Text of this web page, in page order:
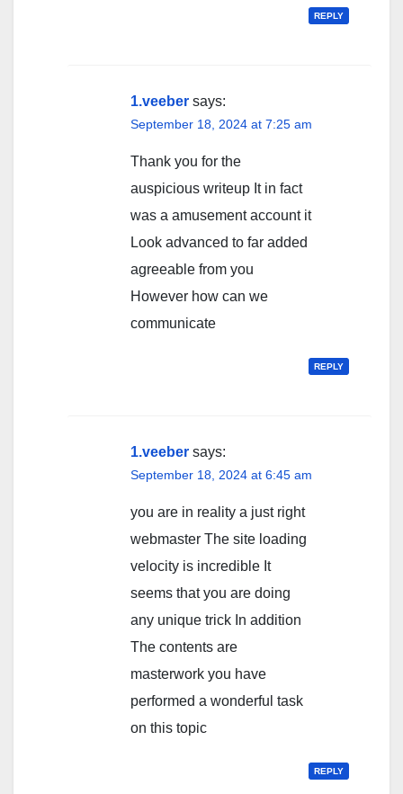
REPLY
1.veeber says:
September 18, 2024 at 7:25 am
Thank you for the
auspicious writeup It in fact
was a amusement account it
Look advanced to far added
agreeable from you
However how can we
communicate
REPLY
1.veeber says:
September 18, 2024 at 6:45 am
you are in reality a just right
webmaster The site loading
velocity is incredible It
seems that you are doing
any unique trick In addition
The contents are
masterwork you have
performed a wonderful task
on this topic
REPLY